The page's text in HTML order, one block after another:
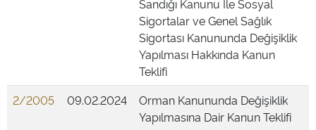
Sandığı Kanunu İle Sosyal
Sigortalar ve Genel Sağlık
Sigortası Kanununda Değişiklik
Yapılması Hakkında Kanun
Teklifi
2/2005
09.02.2024
Orman Kanununda Değişiklik
Yapılmasına Dair Kanun Teklifi